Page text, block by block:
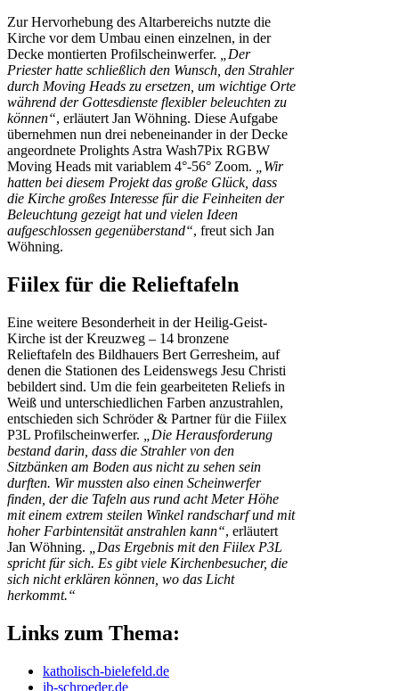
Zur Hervorhebung des Altarbereichs nutzte die
Kirche vor dem Umbau einen einzelnen, in der
Decke montierten Profilscheinwerfer.
„Der
Priester hatte schließlich den Wunsch, den Strahler
durch Moving Heads zu ersetzen, um wichtige Orte
während der Gottesdienste flexibler beleuchten zu
können“, erläutert Jan Wöhning. Diese Aufgabe
übernehmen nun drei nebeneinander in der Decke
angeordnete Prolights Astra Wash7Pix RGBW
Moving Heads mit variablem 4°-56° Zoom. „Wir
hatten bei diesem Projekt das große Glück, dass
die Kirche großes Interesse für die Feinheiten der
Beleuchtung gezeigt hat und vielen Ideen
aufgeschlossen gegenüberstand“, freut sich Jan
Wöhning.
Fiilex für die Relieftafeln
Eine weitere Besonderheit in der Heilig-Geist-
Kirche ist der Kreuzweg – 14 bronzene
Relieftafeln des Bildhauers Bert Gerresheim, auf
denen die Stationen des Leidenswegs Jesu Christi
bebildert sind. Um die fein gearbeiteten Reliefs in
Weiß und unterschiedlichen Farben anzustrahlen,
entschieden sich Schröder & Partner für die Fiilex
P3L Profilscheinwerfer.
„Die Herausforderung
bestand darin, dass die Strahler von den
Sitzbänken am Boden aus nicht zu sehen sein
durften. Wir mussten also einen Scheinwerfer
finden, der die Tafeln aus rund acht Meter Höhe
mit einem extrem steilen Winkel randscharf und mit
hoher Farbintensität anstrahlen kann“, erläutert
Jan Wöhning.
„Das Ergebnis mit den Fiilex P3L
spricht für sich. Es gibt viele Kirchenbesucher, die
sich nicht erklären können, wo das Licht
herkommt.“
Links zum Thema:
katholisch-bielefeld.de
ib-schroeder.de